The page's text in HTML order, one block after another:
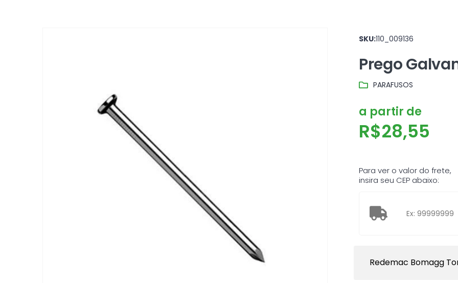
SKU:110_009136
Prego
PARAFUSOS
a partir de
R$28,55
Para ver o valor do frete,
insira seu CEP abaixo:
Redemac Bomagg